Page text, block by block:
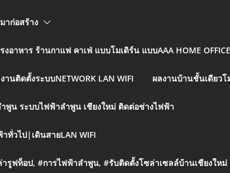
าก่อสร้าง
าหาร ร้านกาแฟ คาเฟ่ แบบโมเดิร์น แบบAAA HOME
านติดตั้งระบบNETWORK LAN WIFI ผลงานบ้านชั้นเดียวโ
น ระบบไฟฟ้าลำพูน เชียงใหม่ ติดต่อช่างไฟฟ้า
วไป|เดินสายLAN WIFI
รูฟท็อป, #การไฟฟ้าลำพูน, #รับติดตั้งโซล่าเซลล์บ้านเชียงใหม่